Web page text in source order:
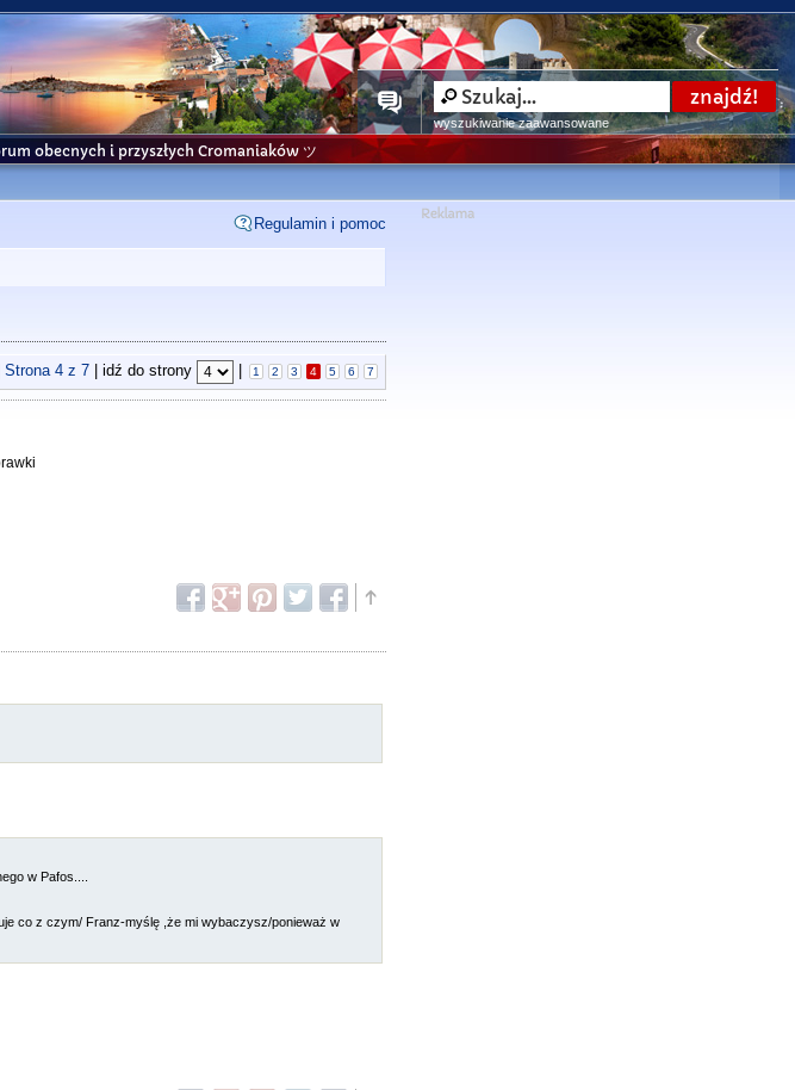
wyszukiwanie zaawansowane
obecnych i przyszłych Cromaniaków ツ
Regulamin i pomoc
Strona 4z 7| idź do strony 1 2 3 4 5 6 7
w Pafos....
co z czym/ Franz-myślę ,że mi wybaczysz/ponieważ w